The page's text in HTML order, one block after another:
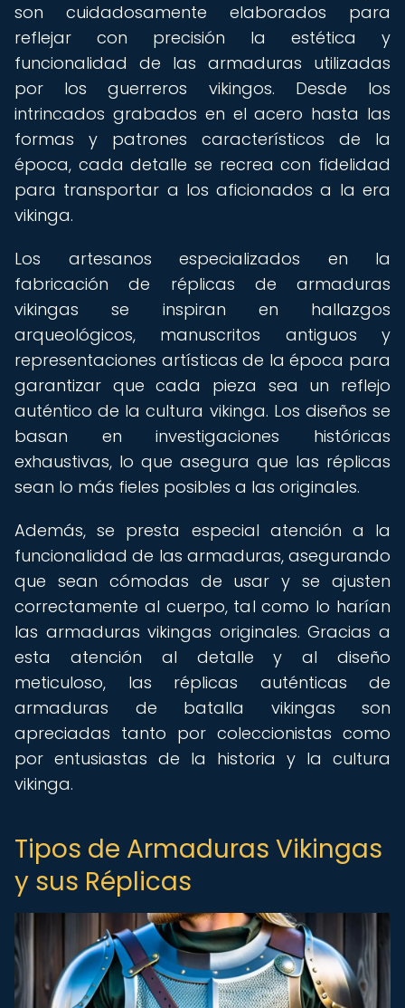
son cuidadosamente elaborados para
reflejar con precisión la estética y
funcionalidad de las armaduras utilizadas
por los guerreros vikingos. Desde los
intrincados grabados en el acero hasta las
formas y patrones característicos de la
época, cada detalle se recrea con fidelidad
para transportar a los aficionados a la era
vikinga.
Los artesanos especializados en la
fabricación de réplicas de armaduras
vikingas se inspiran en hallazgos
arqueológicos, manuscritos antiguos y
representaciones artísticas de la época para
garantizar que cada pieza sea un reflejo
auténtico de la cultura vikinga. Los diseños se
basan en investigaciones históricas
exhaustivas, lo que asegura que las réplicas
sean lo más fieles posibles a las originales.
Además, se presta especial atención a la
funcionalidad de las armaduras, asegurando
que sean cómodas de usar y se ajusten
correctamente al cuerpo, tal como lo harían
las armaduras vikingas originales. Gracias a
esta atención al detalle y al diseño
meticuloso, las réplicas auténticas de
armaduras de batalla vikingas son
apreciadas tanto por coleccionistas como
por entusiastas de la historia y la cultura
vikinga.
Tipos de Armaduras Vikingas
y sus Réplicas